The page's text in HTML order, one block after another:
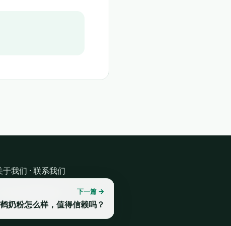
下一篇 →
奶粉怎么样，值得信赖吗？
于我们 ·联系我们